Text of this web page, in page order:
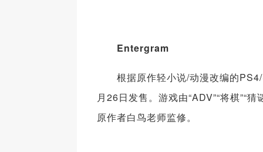
Entergram
根据原作轻小说/动漫改编的PS4/
月26日发售。游戏由“ADV”“将棋”“
原作者白鸟老师监修。